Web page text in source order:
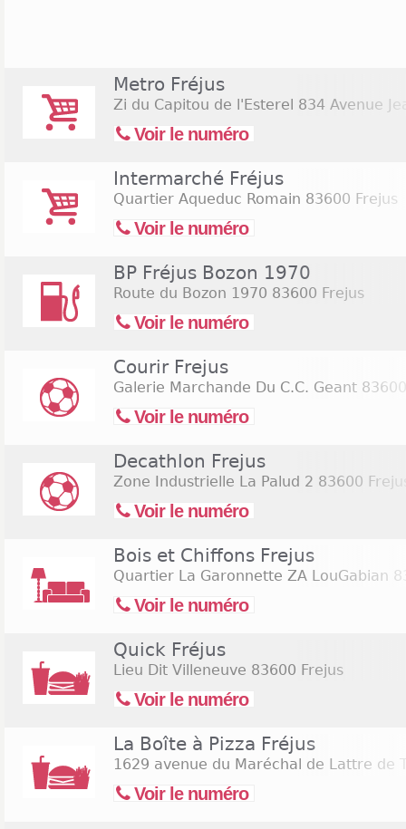
Metro Fréjus
Zi du Capitou de l'Esterel 834 Avenue
Voir le numéro
Intermarché Fréjus
Quartier Aqueduc Romain 83600 Frejus
Voir le numéro
BP Fréjus Bozon 1970
Route du Bozon 1970 83600 Frejus
Voir le numéro
Courir Frejus
Galerie Marchande Du C.C. Geant
Voir le numéro
Decathlon Frejus
Zone Industrielle La Palud 2 83600
Voir le numéro
Bois et Chiffons Frejus
Quartier La Garonnette ZA LouGabian
Voir le numéro
Quick Fréjus
Lieu Dit Villeneuve 83600 Frejus
Voir le numéro
La Boîte à Pizza Fréjus
1629 avenue du Maréchal de Lattre de
Voir le numéro